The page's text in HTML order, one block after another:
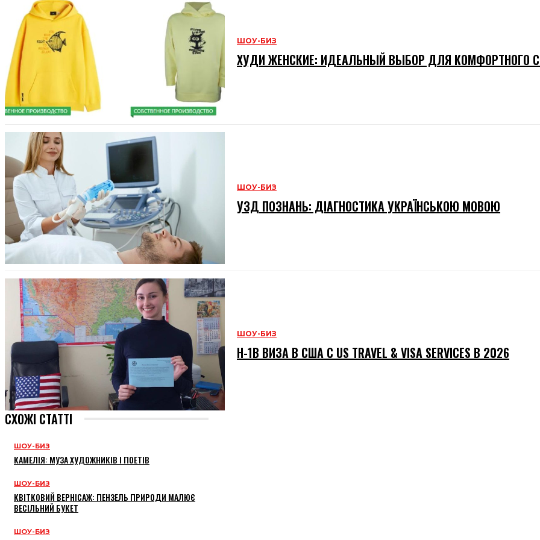
ШОУ-БИЗ
ХУДИ ЖЕНСКИЕ: ИДЕАЛЬНЫЙ ВЫБОР ДЛЯ КОМФОРТНОГО
ШОУ-БИЗ
УЗД ПОЗНАНЬ: ДІАГНОСТИКА УКРАЇНСЬКОЮ МОВОЮ
ШОУ-БИЗ
H-1B ВИЗА В США С US TRAVEL & VISA SERVICES В 2026
СХОЖІ СТАТТІ
ШОУ-БИЗ
КАМЕЛІЯ: МУЗА ХУДОЖНИКІВ І ПОЕТІВ
ШОУ-БИЗ
КВІТКОВИЙ ВЕРНІСАЖ: ПЕНЗЕЛЬ ПРИРОДИ МАЛЮЄ
ВЕСІЛЬНИЙ БУКЕТ
ШОУ-БИЗ